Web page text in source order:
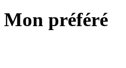
Mon préféré